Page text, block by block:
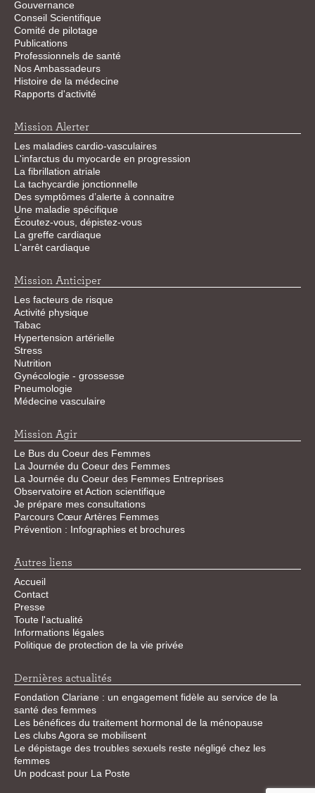
Gouvernance
Conseil Scientifique
Comité de pilotage
Publications
Professionnels de santé
Nos Ambassadeurs
Histoire de la médecine
Rapports d'activité
Mission Alerter
Les maladies cardio-vasculaires
L'infarctus du myocarde en progression
La fibrillation atriale
La tachycardie jonctionnelle
Des symptômes d’alerte à connaitre
Une maladie spécifique
Écoutez-vous, dépistez-vous
La greffe cardiaque
L'arrêt cardiaque
Mission Anticiper
Les facteurs de risque
Activité physique
Tabac
Hypertension artérielle
Stress
Nutrition
Gynécologie - grossesse
Pneumologie
Médecine vasculaire
Mission Agir
Le Bus du Coeur des Femmes
La Journée du Coeur des Femmes
La Journée du Coeur des Femmes Entreprises
Observatoire et Action scientifique
Je prépare mes consultations
Parcours Cœur Artères Femmes
Prévention : Infographies et brochures
Autres liens
Accueil
Contact
Presse
Toute l'actualité
Informations légales
Politique de protection de la vie privée
Dernières actualités
Fondation Clariane : un engagement fidèle au service de la
santé des femmes
Les bénéfices du traitement hormonal de la ménopause
Les clubs Agora se mobilisent
Le dépistage des troubles sexuels reste négligé chez les
femmes
Un podcast pour La Poste